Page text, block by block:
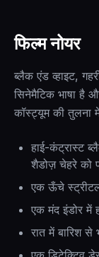
फिल्म नोयर
ब्लैक एंड व्हाइट,
सिनेमैटिक भाषा है
कॉस्ट्यूम की तुलना
हाई-कंट्रास्ट
शैडोज़ चेहरे को
एक ऊँचे
एक मंद इंडोर में
रात में बारिश से